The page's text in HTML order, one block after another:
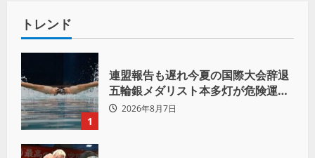
トレンド
1
連盟報告も遅れ今夏の国際大会辞退
五輪銀メダリスト本多灯が危険運転
致傷で起訴
2026年8月7日